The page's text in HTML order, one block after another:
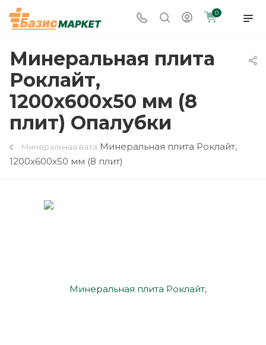
0
Минеральная плита
Роклайт,
1200x600x50 мм (8
плит) Опалубки
Минеральная вата Минеральная плита Роклайт,
1200x600x50 мм (8 плит)